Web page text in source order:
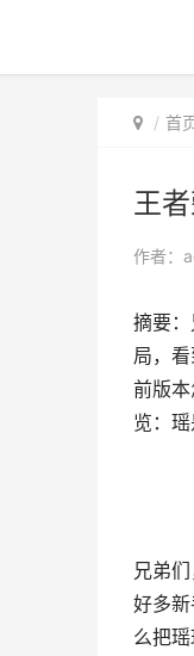
首
王
作者：
摘要
局，
前版
览：
兄弟
好多
么把